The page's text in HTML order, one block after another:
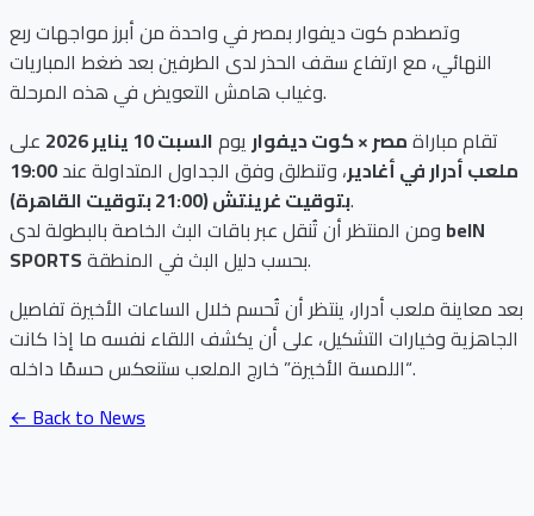
وتصطدم كوت ديفوار بمصر في واحدة من أبرز مواجهات ربع
النهائي، مع ارتفاع سقف الحذر لدى الطرفين بعد ضغط المباريات
وغياب هامش التعويض في هذه المرحلة.
تقام مباراةمصر × كوت ديفوار يومالسبت 10 يناير 2026
على
ملعب أدرار في أغادير، وتنطلق وفق الجداول المتداولة عند19:00
بتوقيت غرينتش (21:00 بتوقيت القاهرة).
beIN
SPORTS
بحسب دليل البث في المنطقة.
بعد معاينة ملعب أدرار، ينتظر أن تُحسم خلال الساعات الأخيرة تفاصيل
الجاهزية وخيارات التشكيل، على أن يكشف اللقاء نفسه ما إذا كانت
“اللمسة الأخيرة” خارج الملعب ستنعكس حسمًا داخله.
← Back to News